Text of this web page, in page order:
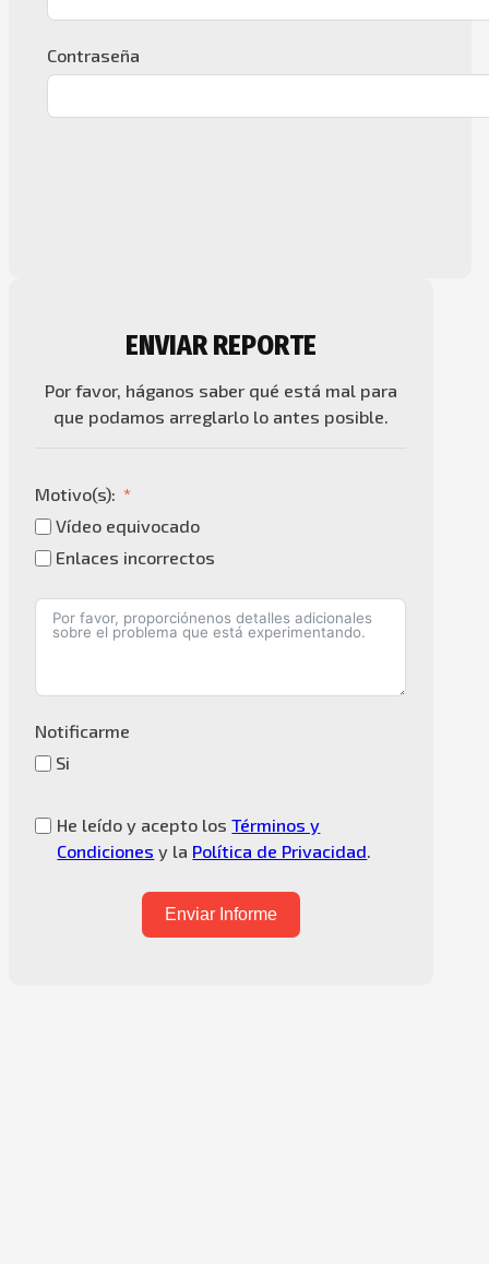
Contraseña
ENVIAR REPORTE
Por favor, háganos saber qué está mal para
que podamos arreglarlo lo antes posible.
Motivo(s):
Vídeo equivocado
Enlaces incorrectos
Notificarme
Si
He leído y acepto losTérminos y
Condiciones y la Política de Privacidad.
Enviar Informe